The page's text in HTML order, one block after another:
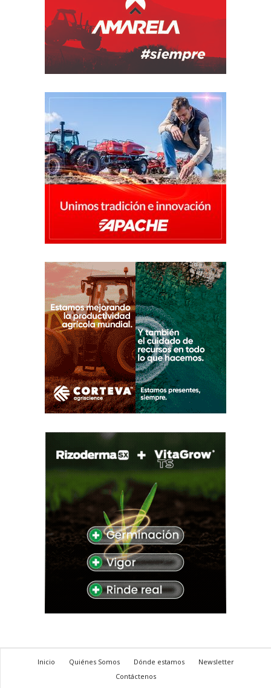
Inicio Quiénes Somos Dónde estamos
Newsletter
Contáctenos